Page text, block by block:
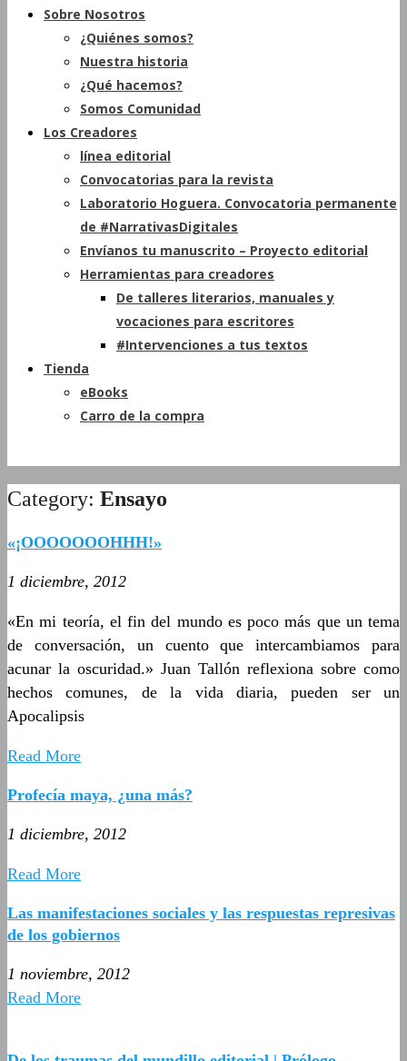
Sobre Nosotros
¿Quiénes somos?
Nuestra historia
¿Qué hacemos?
Somos Comunidad
Los Creadores
línea editorial
Convocatorias para la revista
Laboratorio Hoguera. Convocatoria permanente
de #NarrativasDigitales
Envíanos tu manuscrito – Proyecto editorial
Herramientas para creadores
De talleres literarios, manuales y
vocaciones para escritores
#Intervenciones a tus textos
Tienda
eBooks
Carro de la compra
Category: Ensayo
«¡OOOOOOOHHH!»
1 diciembre, 2012
«En mi teoría, el fin del mundo es poco más que un tema
de conversación, un cuento que intercambiamos para
acunar la oscuridad.» Juan Tallón reflexiona sobre como
hechos comunes, de la vida diaria, pueden ser un
Apocalipsis
Read More
Profecía maya, ¿una más?
1 diciembre, 2012
Read More
Las manifestaciones sociales y las respuestas represivas
de los gobiernos
1 noviembre, 2012
Read More